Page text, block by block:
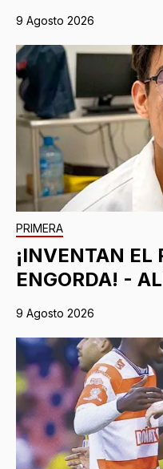
9 Agosto 2026
PRIMERA
¡INVENTAN EL
ENGORDA! -
9 Agosto 2026